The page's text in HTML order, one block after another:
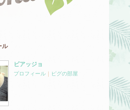
ル
ビアッジョ
プロフィール ｜ ピグの部屋